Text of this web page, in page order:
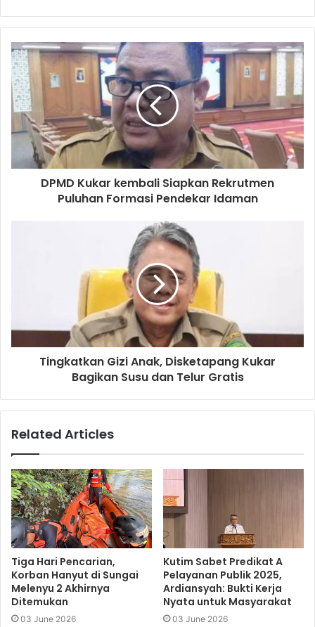
DPMD Kukar kembali Siapkan Rekrutmen
Puluhan Formasi Pendekar Idaman
Tingkatkan Gizi Anak, Disketapang Kukar
Bagikan Susu dan Telur Gratis
Related Articles
Tiga Hari Pencarian,
Korban Hanyut di Sungai
Melenyu 2 Akhirnya
Ditemukan
03 June 2026
Kutim Sabet Predikat A
Pelayanan Publik 2025,
Ardiansyah: Bukti Kerja
Nyata untuk Masyarakat
03 June 2026